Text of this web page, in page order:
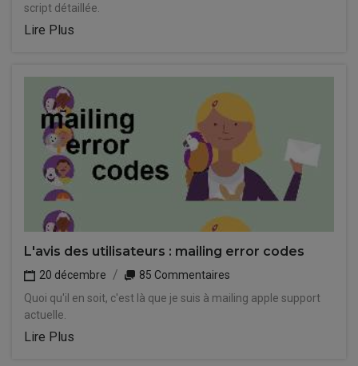
script détaillée.
Lire Plus
L'avis des utilisateurs : mailing error codes
20 décembre
85 Commentaires
Quoi qu'il en soit, c'est là que je suis à mailing apple support
actuelle.
Lire Plus